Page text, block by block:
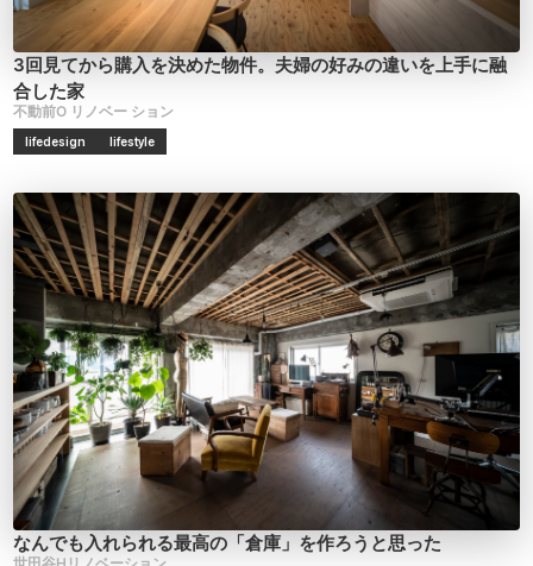
3回見てから購入を決めた物件。夫婦の好みの違いを上手に融
合した家
不動前O リノベー ション
lifedesign lifestyle
なんでも入れられる最高の「倉庫」を作ろうと思った